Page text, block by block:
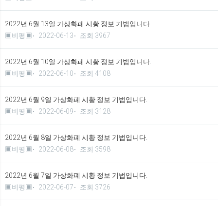
2022년 6월 13일 가상화폐 시황 정보 기법입니다.
▣비평▣
2022-06-13 조회 3967
2022년 6월 10일 가상화폐 시황 정보 기법입니다.
▣비평▣
2022-06-10 조회 4108
2022년 6월 9일 가상화폐 시황 정보 기법입니다.
▣비평▣
2022-06-09 조회 3128
2022년 6월 8일 가상화폐 시황 정보 기법입니다.
▣비평▣
2022-06-08 조회 3598
2022년 6월 7일 가상화폐 시황 정보 기법입니다.
▣비평▣
2022-06-07 조회 3726